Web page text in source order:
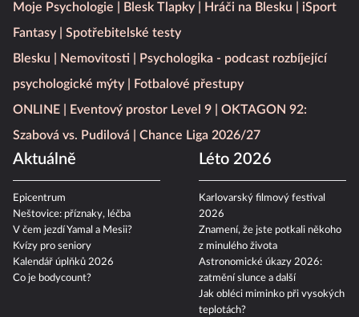
Moje Psychologie Blesk Tlapky Hráči na Blesku
iSport
Fantasy
Spotřebitelské testy
Blesku
Nemovitosti
Psychologika - podcast rozbíjející
psychologické mýty
Fotbalové přestupy
ONLINE
Eventový prostor Level 9
OKTAGON 92:
Szabová vs. Pudilová
Chance Liga 2026/27
Aktuálně
Epicentrum
Neštovice: příznaky, léčba
V čem jezdí Yamal a Mesii?
Kvízy pro seniory
Kalendář úplňků 2026
Co je bodycount?
Léto 2026
Karlovarský filmový festival
2026
Znamení, že jste potkali někoho
z minulého života
Astronomické úkazy 2026:
zatmění slunce a další
Jak obléci miminko při vysokých
teplotách?